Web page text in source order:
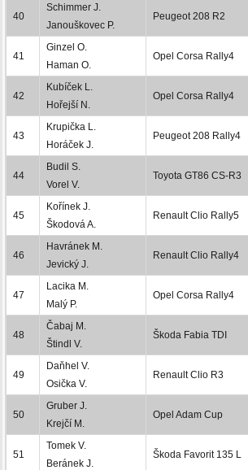
40
Schimmer J.
Janouškovec P.
Peugeot 208 R2
41
Ginzel O.
Haman O.
Opel Corsa Rally4
42
Kubíček L.
Hořejší N.
Opel Corsa Rally4
43
Krupička L.
Horáček J.
Peugeot 208 Rally4
44
Budil S.
Vorel V.
Toyota GT86 CS-R3
45
Kořínek J.
Škodová A.
Renault Clio Rally5
46
Havránek M.
Jevický J.
Renault Clio Rally4
47
Lacika M.
Malý P.
Opel Corsa Rally4
48
Čabaj M.
Štindl V.
Škoda Fabia TDI
49
Daňhel V.
Osička V.
Renault Clio R3
50
Gruber J.
Krejčí M.
Opel Adam Cup
51
Tomek V.
Beránek J.
Škoda Favorit 135 L